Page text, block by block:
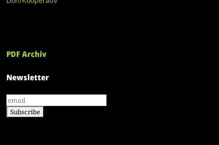
PDF Archiv
Newsletter